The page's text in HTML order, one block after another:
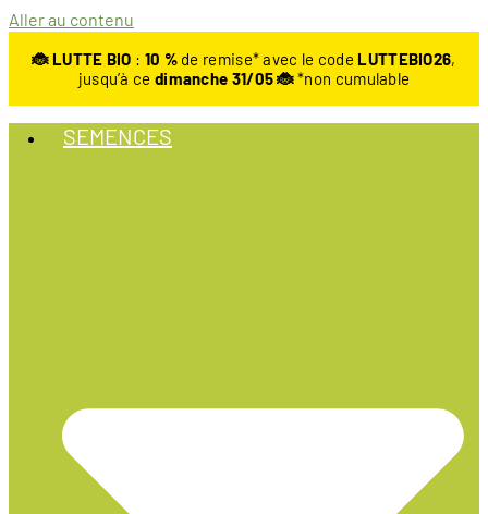
Aller au contenu
🐞 LUTTE BIO : 10 %de remise* avec le code LUTTEBIO26,
jusqu’à ce dimanche 31/05 🐞*non cumulable
SEMENCES